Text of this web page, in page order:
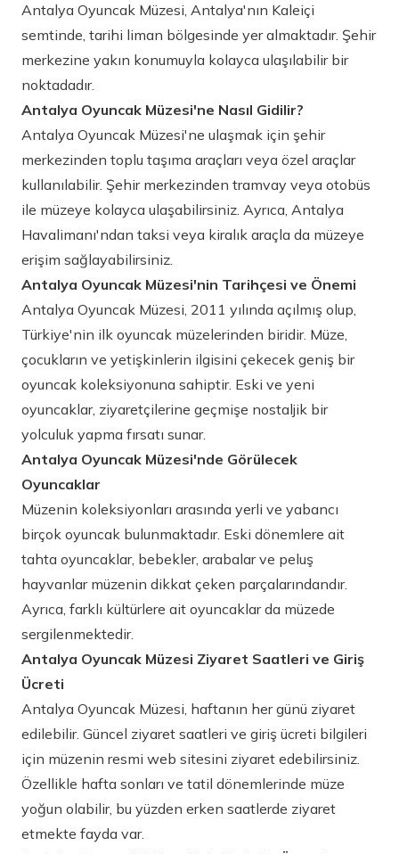
Antalya Oyuncak Müzesi, Antalya'nın Kaleiçi
semtinde, tarihi liman bölgesinde yer almaktadır. Şehir
merkezine yakın konumuyla kolayca ulaşılabilir bir
noktadadır.
Antalya Oyuncak Müzesi'ne Nasıl Gidilir?
Antalya Oyuncak Müzesi'ne ulaşmak için şehir
merkezinden toplu taşıma araçları veya özel araçlar
kullanılabilir. Şehir merkezinden tramvay veya otobüs
ile müzeye kolayca ulaşabilirsiniz. Ayrıca, Antalya
Havalimanı'ndan taksi veya kiralık araçla da müzeye
erişim sağlayabilirsiniz.
Antalya Oyuncak Müzesi'nin Tarihçesi ve Önemi
Antalya Oyuncak Müzesi, 2011 yılında açılmış olup,
Türkiye'nin ilk oyuncak müzelerinden biridir. Müze,
çocukların ve yetişkinlerin ilgisini çekecek geniş bir
oyuncak koleksiyonuna sahiptir. Eski ve yeni
oyuncaklar, ziyaretçilerine geçmişe nostaljik bir
yolculuk yapma fırsatı sunar.
Antalya Oyuncak Müzesi'nde Görülecek
Oyuncaklar
Müzenin koleksiyonları arasında yerli ve yabancı
birçok oyuncak bulunmaktadır. Eski dönemlere ait
tahta oyuncaklar, bebekler, arabalar ve peluş
hayvanlar müzenin dikkat çeken parçalarındandır.
Ayrıca, farklı kültürlere ait oyuncaklar da müzede
sergilenmektedir.
Antalya Oyuncak Müzesi Ziyaret Saatleri ve Giriş
Ücreti
Antalya Oyuncak Müzesi, haftanın her günü ziyaret
edilebilir. Güncel ziyaret saatleri ve giriş ücreti bilgileri
için müzenin resmi web sitesini ziyaret edebilirsiniz.
Özellikle hafta sonları ve tatil dönemlerinde müze
yoğun olabilir, bu yüzden erken saatlerde ziyaret
etmekte fayda var.